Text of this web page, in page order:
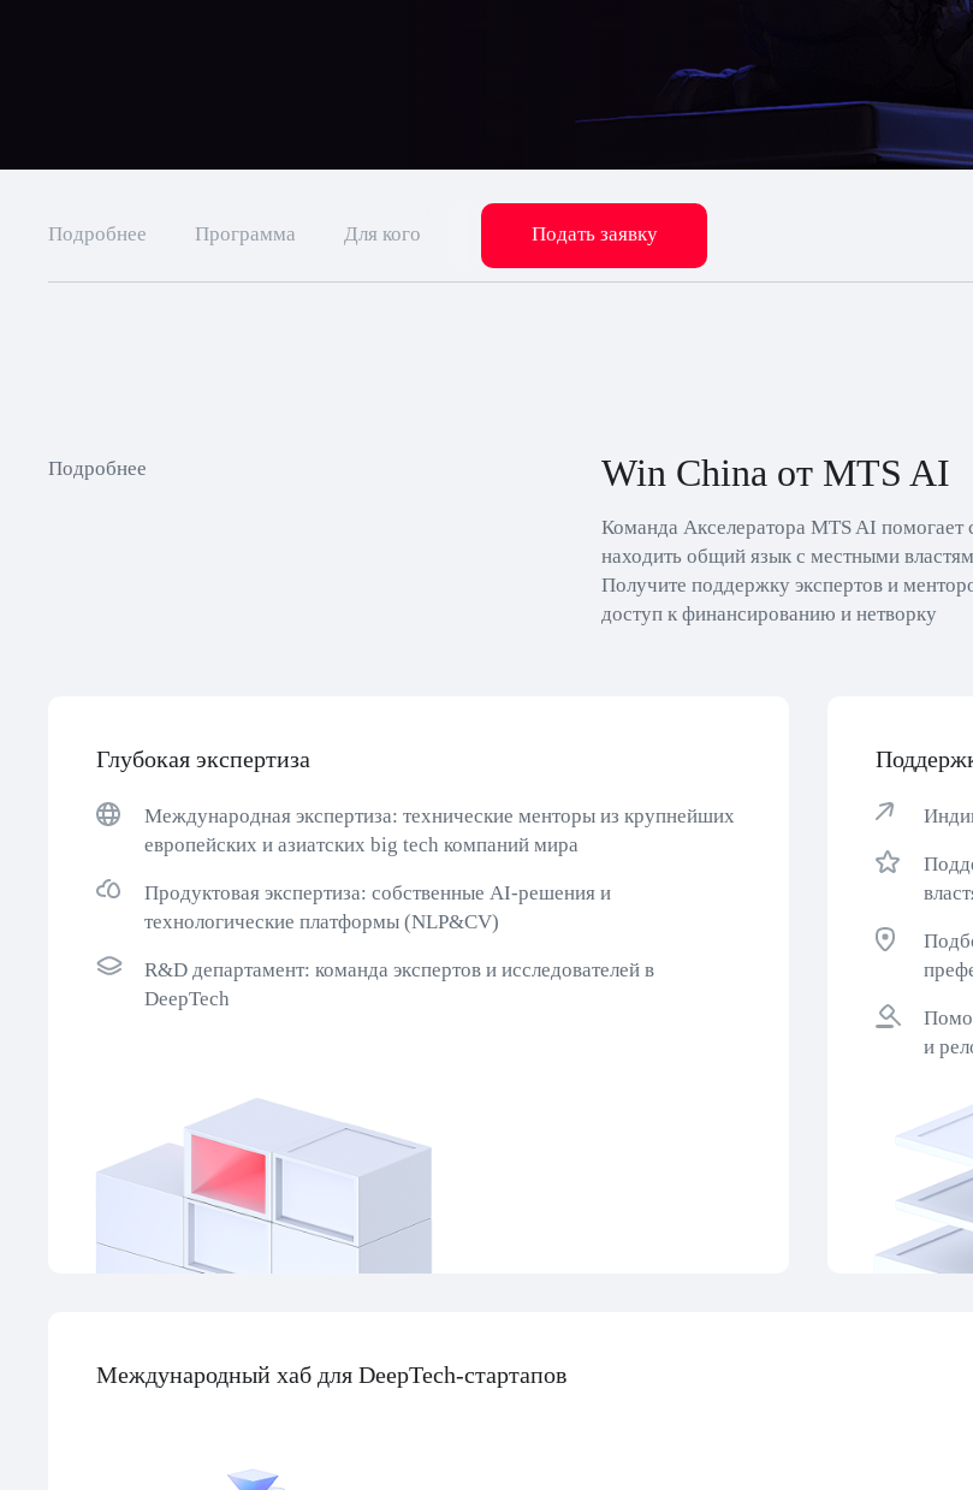
Подробнее Программа Для кого Подать заявку
Подробнее Win China от MTS AI
Команда Акселератора MTS AI помогает
находить общий язык с местными
Получите поддержку экспертов и
доступ к финансированию и нетворку
Глубокая экспертиза
Международная экспертиза: технические менторы из крупнейших
европейских и азиатских big tech компаний мира
Продуктовая экспертиза: собственные AI-решения и
технологические платформы (NLP&CV)
R&D департамент: команда экспертов и исследователей в
DeepTech
и
Международный хаб для DeepTech-стартапов